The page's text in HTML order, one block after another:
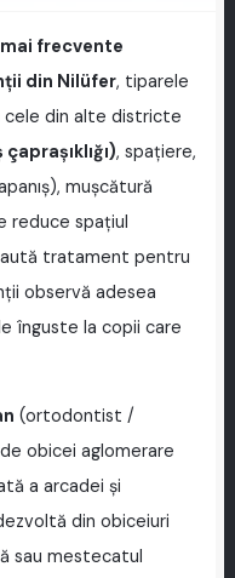
frecvente
din Nilüfer, tiparele
cele din alte districte
, spațiere,
mușcătură
reduce spațiul
tratament pentru
observă adesea
înguste la copii care
(ortodontist /
obicei aglomerare
a arcadei și
din obiceiuri
sau mestecatul